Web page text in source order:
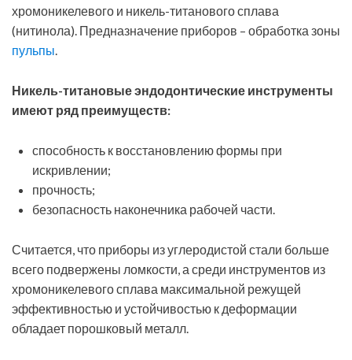
хромоникелевого и никель-титанового сплава
(нитинола). Предназначение приборов – обработка зоны
пульпы.
Никель-титановые эндодонтические инструменты
имеют ряд преимуществ:
способность к восстановлению формы при
искривлении;
прочность;
безопасность наконечника рабочей части.
Считается, что приборы из углеродистой стали больше
всего подвержены ломкости, а среди инструментов из
хромоникелевого сплава максимальной режущей
эффективностью и устойчивостью к деформации
обладает порошковый металл.